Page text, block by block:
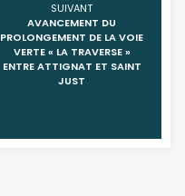
SUIVANT
AVANCEMENT DU
PROLONGEMENT DE LA VOIE
VERTE « LA TRAVERSE »
ENTRE ATTIGNAT ET SAINT
JUST